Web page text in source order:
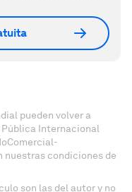
pueden volver a
Internacional
nuestras condiciones de
son las del autor y no